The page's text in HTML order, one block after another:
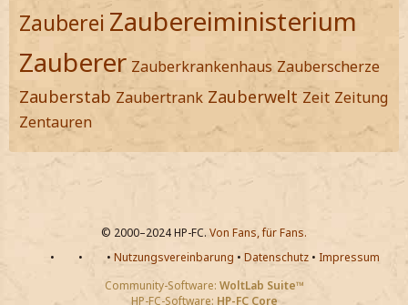
Zauberei Zaubereiministerium
Zauberer Zauberkrankenhaus Zauberscherze
Zauberstab Zaubertrank Zauberwelt Zeit Zeitung
Zentauren
© 2000–2024 HP-FC. Von Fans, für Fans.
•
• • Nutzungsvereinbarung • Datenschutz• Impressum
Community-Software: WoltLab Suite™
HP-FC-Software: HP-FC Core